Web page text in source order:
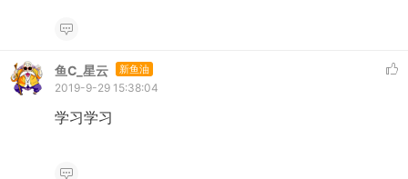
鱼C_星云 新鱼油
2019-9-29 15:38:04
学习学习